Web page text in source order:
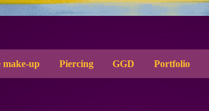
make-up Piercing GGD Portfolio